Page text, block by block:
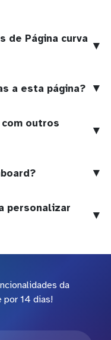
de Página curva
▼
a esta página? ▼
outros
▼
▼
personalizar
▼
da
por 14 dias!